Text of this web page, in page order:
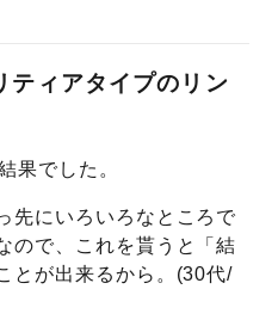
ティアタイプのリン
果でした。
先にいろいろなところで
ので、これを貰うと「結
とが出来るから。(30代/